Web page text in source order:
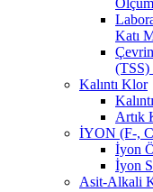
Katı
(TSS)
Kalıntı Klor
Artık
İYON (F-,
İyon
İyon
Asit-Alkali